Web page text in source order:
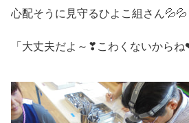
心配そうに見守るひよこ組さん💦💦
「大丈夫だよ～❣こわくないからね